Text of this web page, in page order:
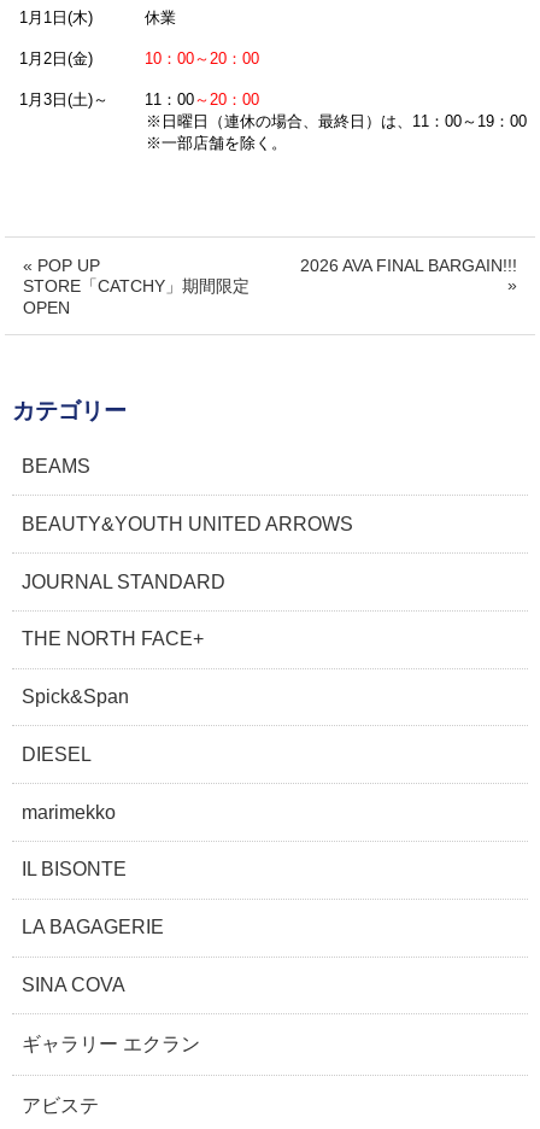
1月1日(木) 休業
1月2日(金) 10：00～20：00
1月3日(土)～ 11：00～20：00
※日曜日（連休の場合、最終日）は、11：00～19：00
※一部店舗を除く。
« POP UP
STORE「CATCHY」期間限定
OPEN
2026 AVA FINAL BARGAIN!!!
»
カテゴリー
BEAMS
BEAUTY&YOUTH UNITED ARROWS
JOURNAL STANDARD
THE NORTH FACE+
Spick&Span
DIESEL
marimekko
IL BISONTE
LA BAGAGERIE
SINA COVA
ギャラリー エクラン
アビステ